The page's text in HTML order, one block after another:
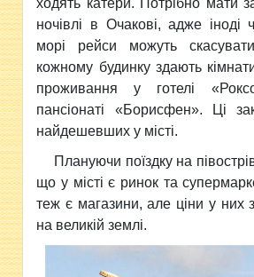
ходять катери. Потрібно мати
ночівлі в Очакові, адже
морі рейси можуть
кожному будинку здають
проживання у готелі
пансіонаті «Борисфен». Ці
найдешевших у місті.
Плануючи поїздку на
що у місті є ринок та
теж є магазини, але ціни у них
на великій землі.